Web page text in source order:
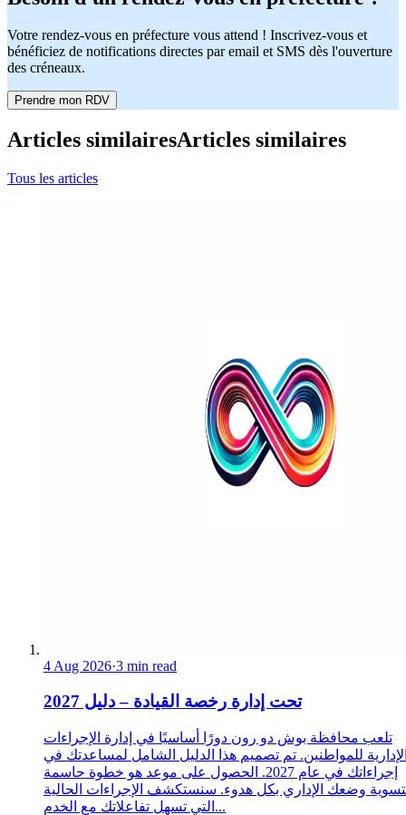
Votre rendez-vous en préfecture vous attend ! Inscrivez-vous et
bénéficiez de notifications directes par email et SMS dès l'ouverture
des créneaux.
Prendre mon RDV
Articles similairesArticles similaires
Tous les articles
4 Aug 2026·3 min read
تحت إدارة رخصة القيادة – دليل 2027
تلعب محافظة بوش دو رون دورًا أساسيًا في إدارة الإجراءات
للمواطنين. تم تصميم هذا الدليل الشامل لمساعدتك في
إجراءاتك في عام 2027. الحصول على موعد هو خطوة حاسمة
وضعك الإداري بكل هدوء. سنستكشف الإجراءات الحالية
التي تسهل تفاعلاتك مع الخدم...